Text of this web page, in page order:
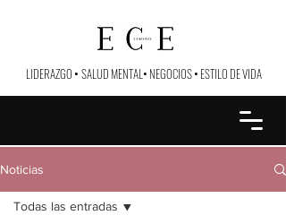
LIDERAZGO • SALUD MENTAL• NEGOCIOS• ESTILO DE VIDA
Noticias
Todas las entradas